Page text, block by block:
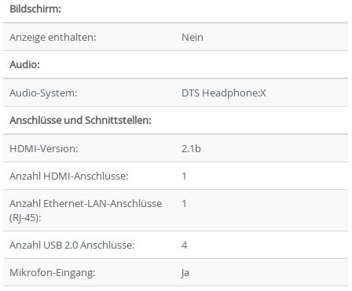
Bildschirm:
Anzeige enthalten:
Nein
Audio:
Audio-System:
DTS Headphone:X
Anschlüsse und Schnittstellen:
HDMI-Version:
2.1b
Anzahl HDMI-Anschlüsse:
1
Anzahl Ethernet-LAN-Anschlüsse
(RJ-45):
1
Anzahl USB 2.0 Anschlüsse:
4
Mikrofon-Eingang:
Ja